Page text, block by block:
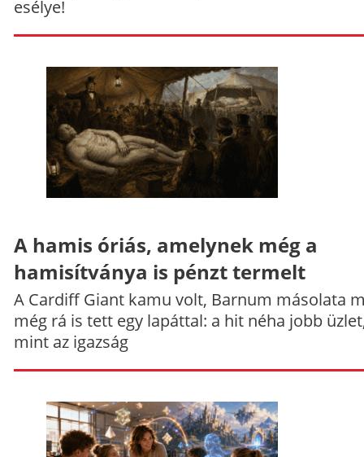
esélye!
A hamis óriás, amelynek még a
hamisítványa is pénzt termelt
A Cardiff Giant kamu volt, Barnum másolata
még rá is tett egy lapáttal: a hit néha jobb
mint az igazság